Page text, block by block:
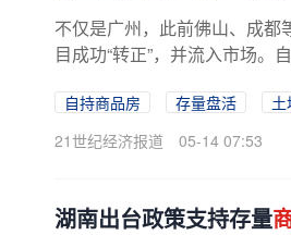
不仅是广州，此前佛山、成
目成功“转正”，并流入市场。
自持商品房 存量盘活
21世纪经济报道
05-14 07:53
湖南出台政策支持存量